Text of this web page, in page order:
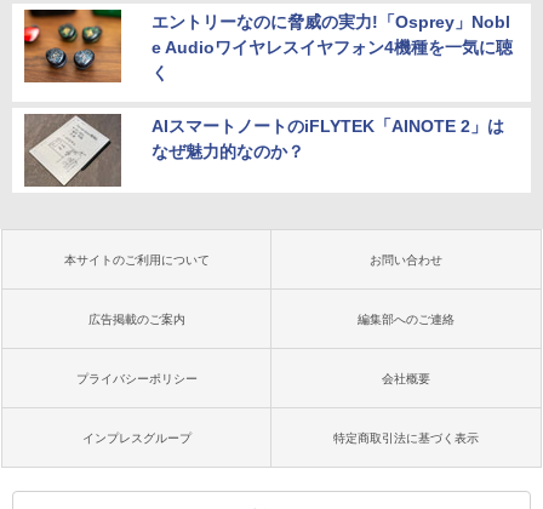
エントリーなのに脅威の実力!「Osprey」Nobl
e Audioワイヤレスイヤフォン4機種を一気に聴
く
AIスマートノートのiFLYTEK「AINOTE 2」は
なぜ魅力的なのか？
本サイトのご利用について お問い合わせ
広告掲載のご案内 編集部へのご連絡
プライバシーポリシー 会社概要
インプレスグループ 特定商取引法に基づく表示